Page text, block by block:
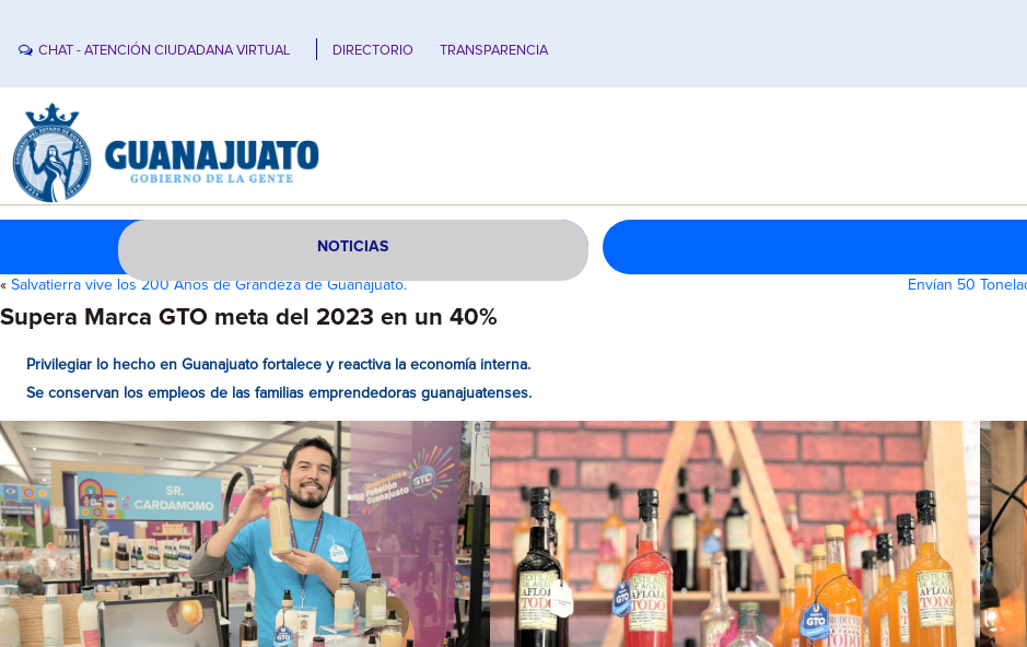
CHAT - ATENCIÓN CIUDADANA VIRTUAL DIRECTORIO TRANSPARENCIA
NOTICIAS
« Salvatierra vive los 200 Años de Grandeza de Guanajuato. Envían 50
Supera Marca GTO meta del 2023 en un 40%
Privilegiar lo hecho en Guanajuato fortalece y reactiva la economía interna.
Se conservan los empleos de las familias emprendedoras guanajuatenses.